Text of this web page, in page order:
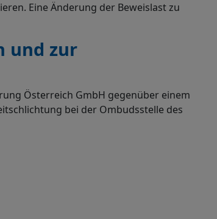
Eine Änderung der Beweislast zu
und zur
Österreich GmbH gegenüber einem
bei der Ombudsstelle des